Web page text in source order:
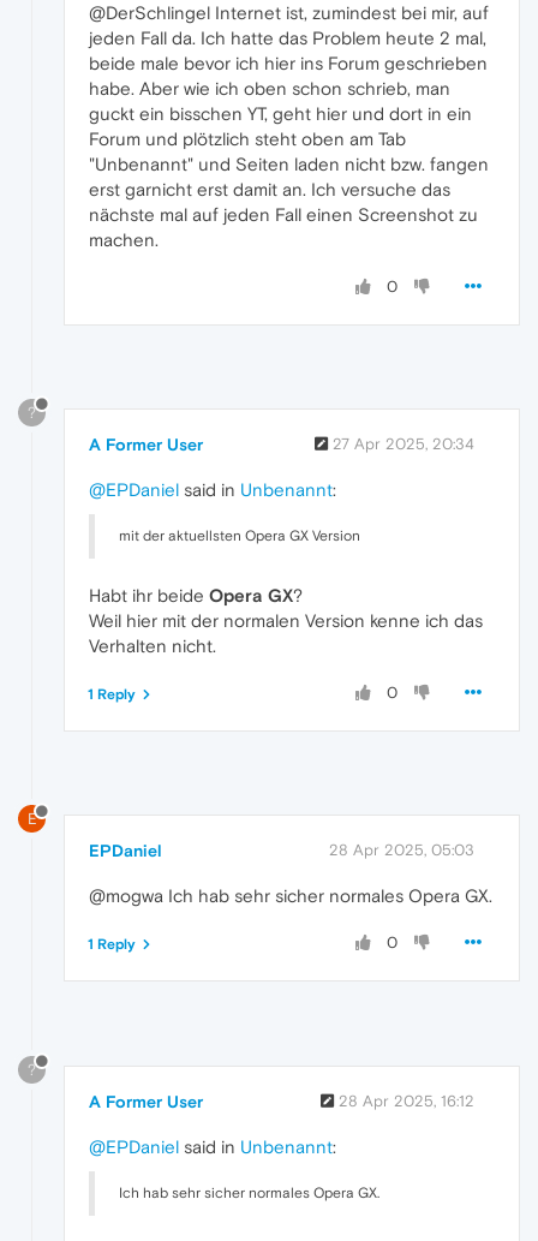
@DerSchlingel Internet ist, zumindest bei mir, auf
jeden Fall da. Ich hatte das Problem heute 2 mal,
beide male bevor ich hier ins Forum geschrieben
habe. Aber wie ich oben schon schrieb, man
guckt ein bisschen YT, geht hier und dort in ein
Forum und plötzlich steht oben am Tab
"Unbenannt" und Seiten laden nicht bzw. fangen
erst garnicht erst damit an. Ich versuche das
nächste mal auf jeden Fall einen Screenshot zu
machen.
0
?
A Former User 27 Apr 2025, 20:34
@EPDaniel said in Unbenannt:
mit der aktuellsten Opera GX Version
Habt ihr beide Opera GX?
Weil hier mit der normalen Version kenne ich das
Verhalten nicht.
0
1 Reply
E
EPDaniel 28 Apr 2025, 05:03
@mogwa Ich hab sehr sicher normales Opera GX.
0
1 Reply
?
A Former User 28 Apr 2025, 16:12
@EPDaniel said in Unbenannt:
Ich hab sehr sicher normales Opera GX.